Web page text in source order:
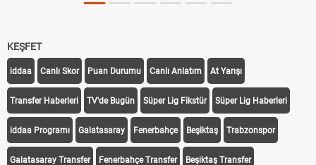
Off Tarihi Belli Oldu
KEŞFET
iddaa Canlı Skor Puan Durumu Canlı Anlatım At Yarışı
Transfer Haberleri TV'de Bugün Süper Lig Fikstür Süper Lig Haberleri
iddaa Programı Galatasaray Fenerbahçe Beşiktaş Trabzonspor